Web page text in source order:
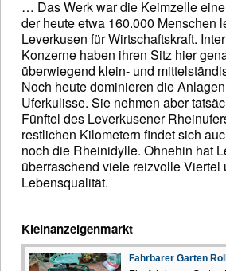
… Das Werk war die Keimzelle
der heute etwa 160.000 Menschen
Leverkusen für Wirtschaftskraft.
Konzerne haben ihren Sitz hier
überwiegend klein- und
Noch heute dominieren die
Uferkulisse. Sie nehmen aber
Fünftel des Leverkusener
restlichen Kilometern findet sich
noch die Rheinidylle. Ohnehin hat
überraschend viele reizvolle Viertel
Lebensqualität.
Kleinanzeigenmarkt
Fahrbarer Garten